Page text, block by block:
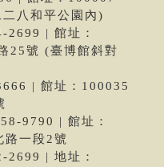
八和平公園內)
2699 | 館址：
25號 (臺博館斜對
| 館址：100035
9790 | 館址：
路一段2號
2699 | 地址：